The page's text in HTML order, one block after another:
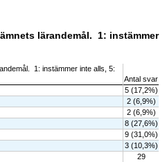
lärandemål. 1: instämmer
1: instämmer inte alls, 5:
Antal svar
5 (17,2%)
2 (6,9%)
2 (6,9%)
8 (27,6%)
9 (31,0%)
3 (10,3%)
29